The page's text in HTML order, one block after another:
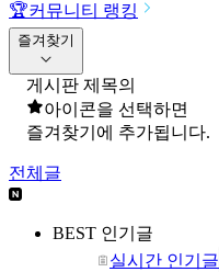
🏆커뮤니티 랭킹
즐겨찾기
게시판 제목의
아이콘을 선택하면
즐겨찾기에 추가됩니다.
전체글
BEST 인기글
실시간 인기글